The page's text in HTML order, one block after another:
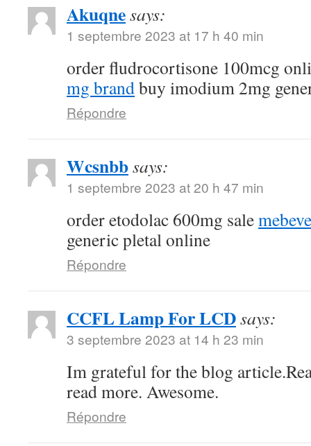
Akuqnesays:
1 septembre 2023 at 17 h 40 min
order fludrocortisone 100mcg
mg brandbuy imodium 2mg
Répondre
Wcsnbbsays:
1 septembre 2023 at 20 h 47 min
order etodolac 600mg sale
generic pletal online
Répondre
CCFL Lamp For LCDsays:
3 septembre 2023 at 14 h 23 min
Im grateful for the blog
read more. Awesome.
Répondre